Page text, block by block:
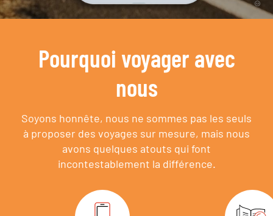
Pourquoi voyager avec
nous
Soyons honnête, nous ne sommes pas les seuls
à proposer des voyages sur mesure, mais nous
avons quelques atouts qui font
incontestablement la différence.